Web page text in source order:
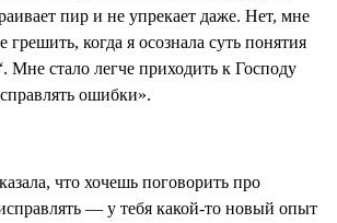
пир и не упрекает даже. Нет, мне
грешить, когда я осознала суть понятия
Мне стало легче приходить к Господу
ошибки».
что хочешь поговорить про
— у тебя какой-то новый опыт